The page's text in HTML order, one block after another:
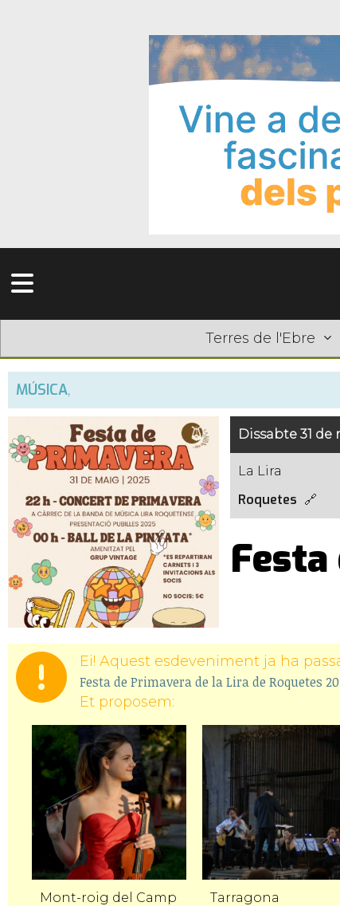
Terres de l'Ebre
MÚSICA,
Dissabte 31 de
La Lira
Roquetes
Ei! Aquest esdeveniment ja ha
Festa de Primavera de la Lira de Roquetes
Et proposem:
Mont-roig del Camp Tarragona